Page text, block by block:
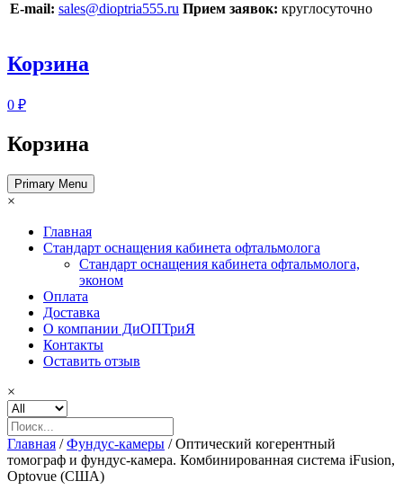
E-mail: sales@dioptria555.ru Прием заявок: круглосуточно
Корзина
0 ₽
Корзина
Primary Menu
×
Главная
Стандарт оснащения кабинета офтальмолога
Стандарт оснащения кабинета офтальмолога,
эконом
Оплата
Доставка
О компании ДиОПТриЯ
Контакты
Оставить отзыв
×
Главная /Фундус‑камеры / Оптический когерентный
томограф и фундус-камера. Комбинированная система iFusion,
Optovue (США)